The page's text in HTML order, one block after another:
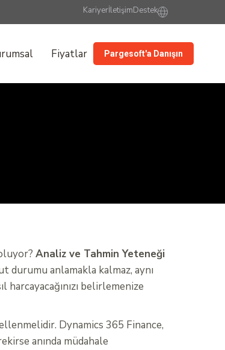
KariyerİletişimDestek
Fiyatlar Pargesoft'a Danışın
Analiz ve Tahmin Yeteneği
durumu anlamakla kalmaz, aynı
belirlemenize
Dynamics 365 Finance,
anında müdahale